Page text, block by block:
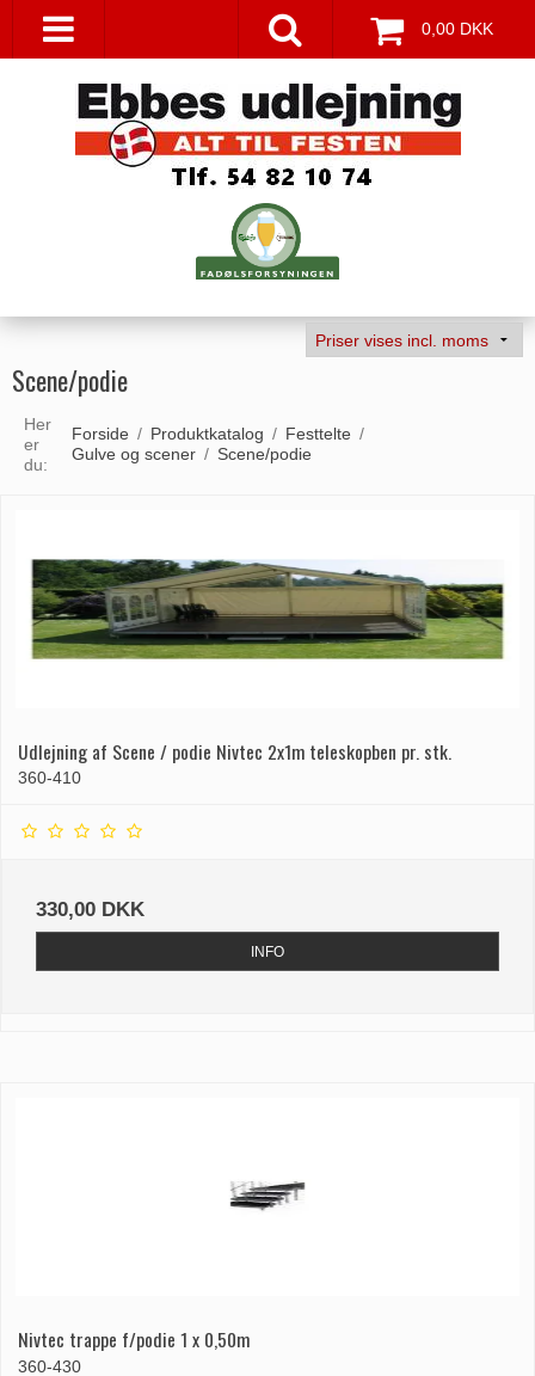
0,00 DKK
Scene/podie
Her
er
du:
Forside / Produktkatalog / Festtelte /
Gulve og scener / Scene/podie
Udlejning af Scene / podie Nivtec 2x1m teleskopben pr. stk.
360-410
330,00 DKK
INFO
Nivtec trappe f/podie 1 x 0,50m
360-430